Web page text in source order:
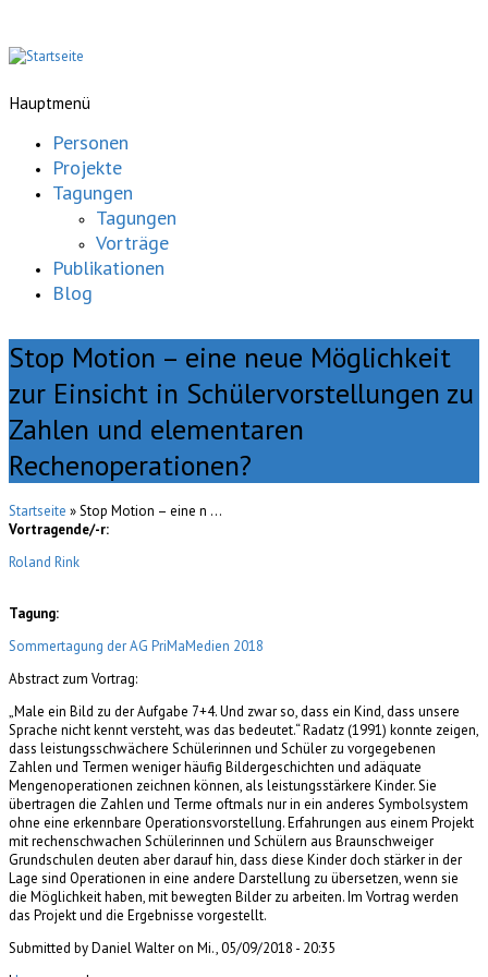
Hauptmenü
Personen
Projekte
Tagungen
Tagungen
Vorträge
Publikationen
Blog
Stop Motion – eine neue Möglichkeit
zur Einsicht in Schülervorstellungen zu
Zahlen und elementaren
Rechenoperationen?
Startseite » Stop Motion – eine n ...
Vortragende/-r:
Roland Rink
Tagung:
Sommertagung der AG PriMaMedien 2018
Abstract zum Vortrag:
„Male ein Bild zu der Aufgabe 7+4. Und zwar so, dass ein Kind, dass unsere
Sprache nicht kennt versteht, was das bedeutet.“ Radatz (1991) konnte zeigen,
dass leistungsschwächere Schülerinnen und Schüler zu vorgegebenen
Zahlen und Termen weniger häufig Bildergeschichten und adäquate
Mengenoperationen zeichnen können, als leistungsstärkere Kinder. Sie
übertragen die Zahlen und Terme oftmals nur in ein anderes Symbolsystem
ohne eine erkennbare Operationsvorstellung. Erfahrungen aus einem Projekt
mit rechenschwachen Schülerinnen und Schülern aus Braunschweiger
Grundschulen deuten aber darauf hin, dass diese Kinder doch stärker in der
Lage sind Operationen in eine andere Darstellung zu übersetzen, wenn sie
die Möglichkeit haben, mit bewegten Bilder zu arbeiten. Im Vortrag werden
das Projekt und die Ergebnisse vorgestellt.
Submitted by Daniel Walter on Mi., 05/09/2018 - 20:35